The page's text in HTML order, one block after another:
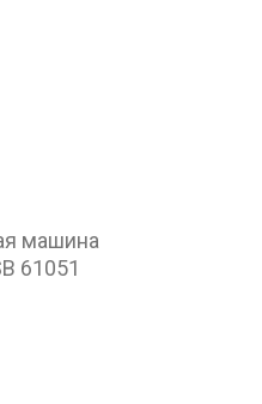
машина
61051